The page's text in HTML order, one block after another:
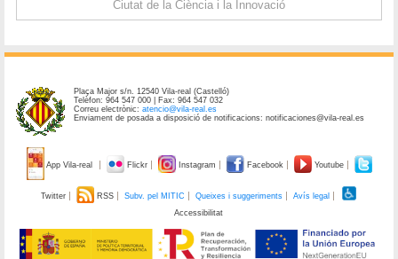
Ciutat de la Ciència i la Innovació
Plaça Major s/n. 12540 Vila-real (Castelló)
Telèfon: 964 547 000 | Fax: 964 547 032
Correu electrònic:atencio@vila-real.es
Enviament de posada a disposició de notificacions: notificaciones@vila-real.es
App Vila-real Flickr Instagram Facebook Youtube
Twitter RSS Subv. pel MITIC Queixes i suggeriments
Avís legal
Accessibilitat